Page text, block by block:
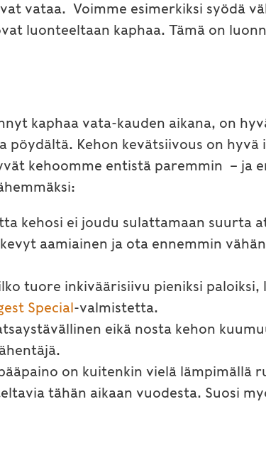
vataa. Voimme esimerkiksi syödä
luonteeltaan kaphaa. Tämä on
kaphaa vata-kauden aikana, on
Kehon kevätsiivous on hyvä
kehoomme entistä paremmin – ja
kehosi ei joudu sulattamaan suurta
aamiainen ja ota ennemmin
tuore inkiväärisiivu pieniksi paloiksi,
Special-valmistetta.
eikä nosta kehon
on kuitenkin vielä lämpimällä
tähän aikaan vuodesta. Suosi